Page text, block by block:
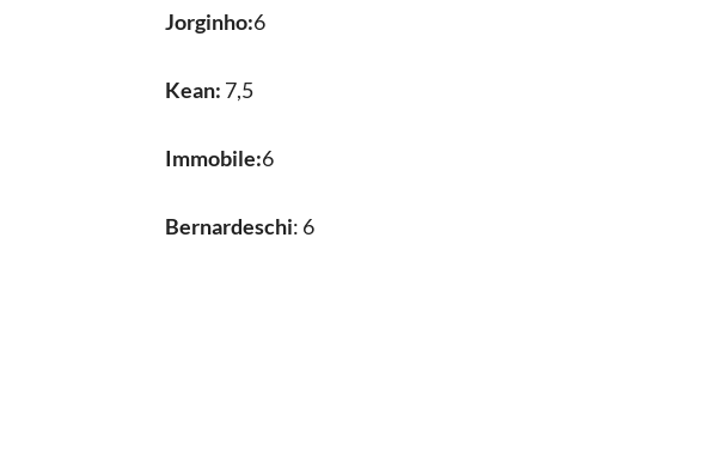
Jorginho:6
Kean: 7,5
Immobile:6
Bernardeschi: 6